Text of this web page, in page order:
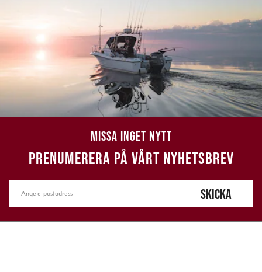
MISSA INGET NYTT
PRENUMERERA PÅ VÅRT NYHETSBREV
SKICKA